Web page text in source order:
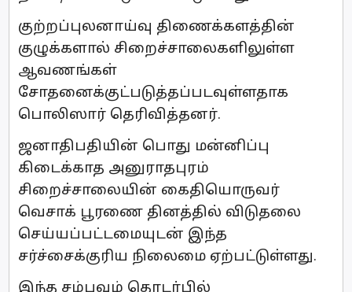
குற்றப்புலனாய்வு திணைக்களத்தின்
குழுக்களால் சிறைச்சாலைகளிலுள்ள
ஆவணங்கள்
சோதனைக்குட்படுத்தப்படவுள்ளதாக
பொலிஸார் தெரிவித்தனர்.
ஜனாதிபதியின் பொது மன்னிப்பு
கிடைக்காத அனுராதபுரம்
சிறைச்சாலையின் கைதியொருவர்
வெசாக் பூரணை தினத்தில் விடுதலை
செய்யப்பட்டமையுடன் இந்த
சர்ச்சைக்குரிய நிலைமை ஏற்பட்டுள்ளது.
இந்த சம்பவம் தொடர்பில்